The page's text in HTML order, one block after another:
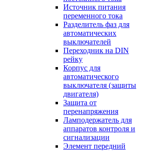
Источник питания
переменного тока
Разделитель фаз для
автоматических
выключателей
Переходник на DIN
рейку
Корпус для
автоматического
выключателя (защиты
двигателя)
Защита от
перенапряжения
Ламподержатель для
аппаратов контроля и
сигнализации
Элемент передний